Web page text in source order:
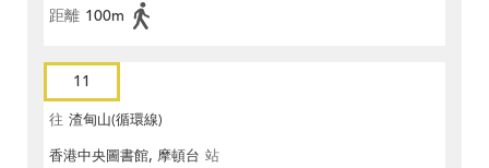
距離 100m
11
往 渣甸山(循環線)
香港中央圖書館, 摩頓台 站